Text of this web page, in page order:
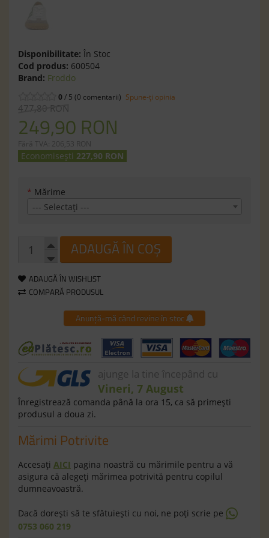
Disponibilitate: În Stoc
Cod produs: 600504
Brand: Froddo
0/ 5 (0 comentarii) Spune-ţi opinia
477,80 RON
249,90 RON
Fără TVA: 206,53 RON
Economisești 227,90 RON
* Mărime
--- Selectaţi ---
ADAUGĂ ÎN COȘ
ADAUGĂ ÎN WISHLIST
COMPARĂ PRODUSUL
Anunță-mă când revine în stoc
ajunge la tine începând cu
Vineri, 7 August
Înregistrează comanda până la ora 15, ca să primeşti
produsul a doua zi.
Mărimi Potrivite
Accesaţi AICI pagina noastră cu mărimile pentru a vă
asigura că alegeţi mărimea potrivită pentru copilul
dumneavoastră.
Dacă doreşti să te sfătuieşti cu noi, ne poţi scrie pe
0753 060 219